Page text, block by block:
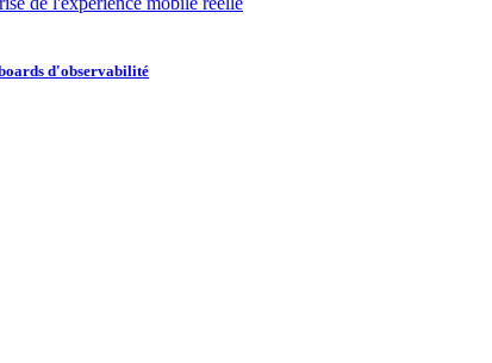
d'observabilité